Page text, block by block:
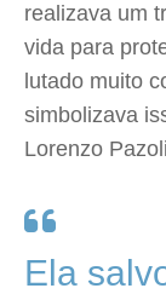
realizava um
vida para
lutado muito
simbolizava
Lorenzo
Ela